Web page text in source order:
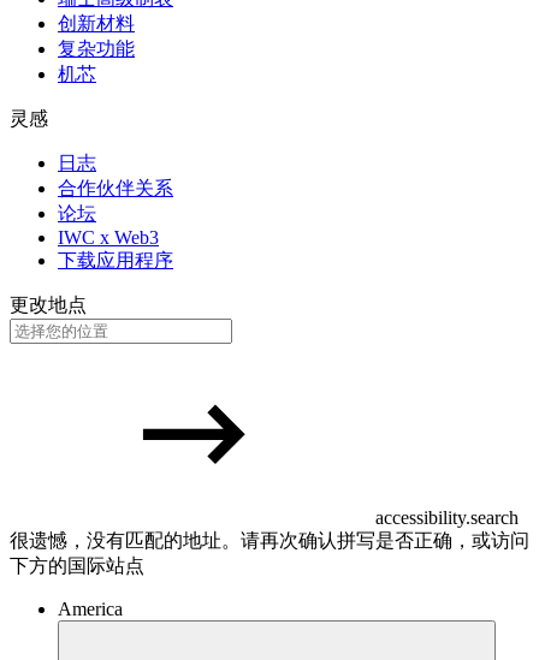
创新材料
复杂功能
机芯
灵感
日志
合作伙伴关系
论坛
IWC x Web3
下载应用程序
更改地点
accessibility.search
很遗憾，没有匹配的地址。请再次确认拼写是否正确，或访问
下方的国际站点
America